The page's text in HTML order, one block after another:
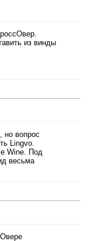
из винды
но вопрос
Lingvo.
Wine. Под
весьма